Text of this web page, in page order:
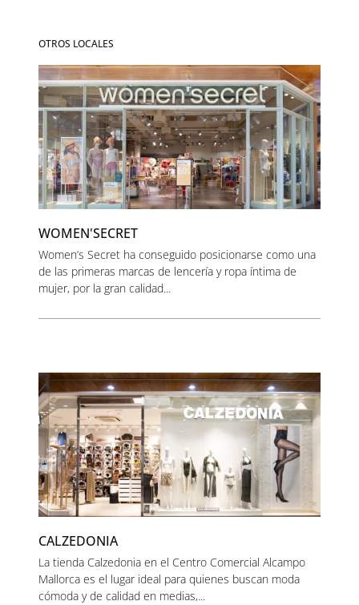
OTROS LOCALES
WOMEN'SECRET
Women’s Secret ha conseguido posicionarse como una
de las primeras marcas de lencería y ropa íntima de
mujer, por la gran calidad...
CALZEDONIA
La tienda Calzedonia en el Centro Comercial Alcampo
Mallorca es el lugar ideal para quienes buscan moda
cómoda y de calidad en medias,...